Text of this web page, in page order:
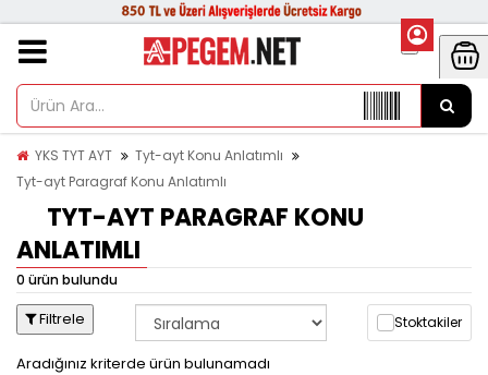
YKS TYT AYT
Tyt-ayt Konu Anlatımlı
Tyt-ayt Paragraf Konu Anlatımlı
TYT-AYT PARAGRAF KONU
ANLATIMLI
0 ürün bulundu
Filtrele Stoktakiler
Aradığınız kriterde ürün bulunamadı